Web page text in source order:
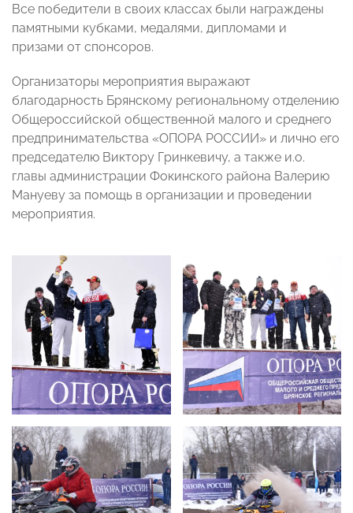
Все победители в своих классах были награждены
памятными кубками, медалями, дипломами и
призами от спонсоров.
Организаторы мероприятия выражают
благодарность Брянскому региональному отделению
Общероссийской общественной малого и среднего
предпринимательства «ОПОРА РОССИИ» и лично его
председателю Виктору Гринкевичу, а также и.о.
главы администрации Фокинского района Валерию
Мануеву за помощь в организации и проведении
мероприятия.